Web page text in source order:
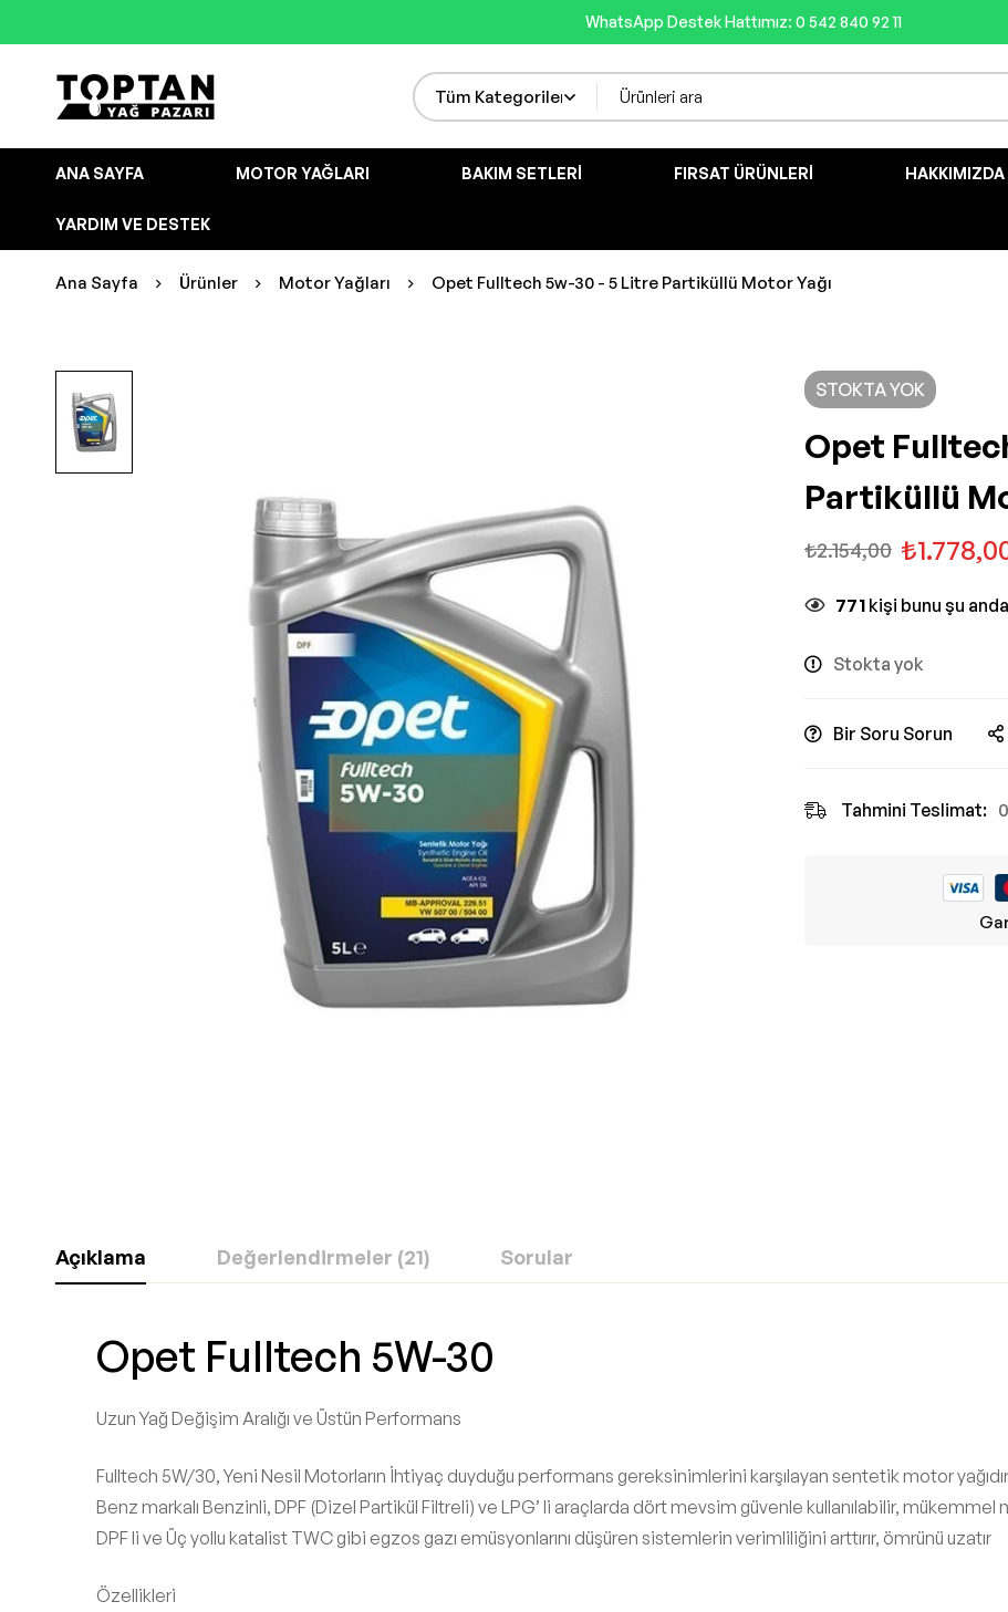
WhatsApp Destek Hattımız: 0 542 840 92 11
ANA SAYFA MOTOR YAĞLARI BAKIM SETLERI FIRSAT ÜRÜNLERI HAKKIMIZDA
YARDIM VE DESTEK
Ana Sayfa Ürünler Motor Yağları Opet Fulltech 5w-30 - 5 Litre Partiküllü Motor Yağı
STOKTA YOK
Opet
Partiküllü
₺2.154,00 ₺
771 kişi bunu şu
Stokta yok
Bir Soru Sorun
Tahmini Teslimat:
Açıklama Değerlendirmeler (21) Sorular
Opet Fulltech 5W-30
Uzun Yağ Değişim Aralığı ve Üstün Performans
Fulltech 5W/30, Yeni Nesil Motorların İhtiyaç duyduğu performans gereksinimlerini karşılayan sentetik motor
Benz markalı Benzinli, DPF (Dizel Partikül Filtreli) ve LPG’ li araçlarda dört mevsim güvenle kullanılabilir,
DPF li ve Üç yollu katalist TWC gibi egzos gazı emüsyonlarını düşüren sistemlerin verimliliğini arttırır, ömrünü uzatır
Özellikleri